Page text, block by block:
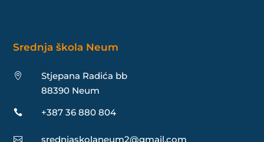
Srednja škola Neum

Stjepana Radića bb
88390 Neum
 +387 36 880 804
 srednjaskolaneum2@gmail.com